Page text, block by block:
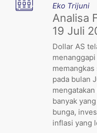
Eko Trijuni
Analisa
19 Juli
Dollar AS
pada bulan
banyak
bunga,
inflasi yang